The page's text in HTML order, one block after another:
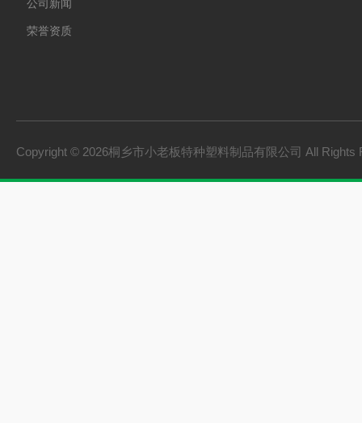
公司新闻
荣誉资质
Copyright © 2026桐乡市小老板特种塑料制品有限公司 All